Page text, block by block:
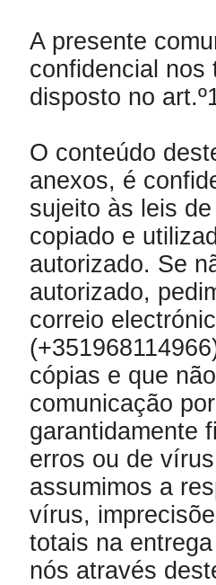
A presente
confidencial nos
disposto no
O conteúdo
anexos, é
sujeito às leis
copiado e
autorizado. Se
autorizado,
correio
cópias e que
comunicação
garantidamente
erros ou de
assumimos a
vírus,
totais na
nós através